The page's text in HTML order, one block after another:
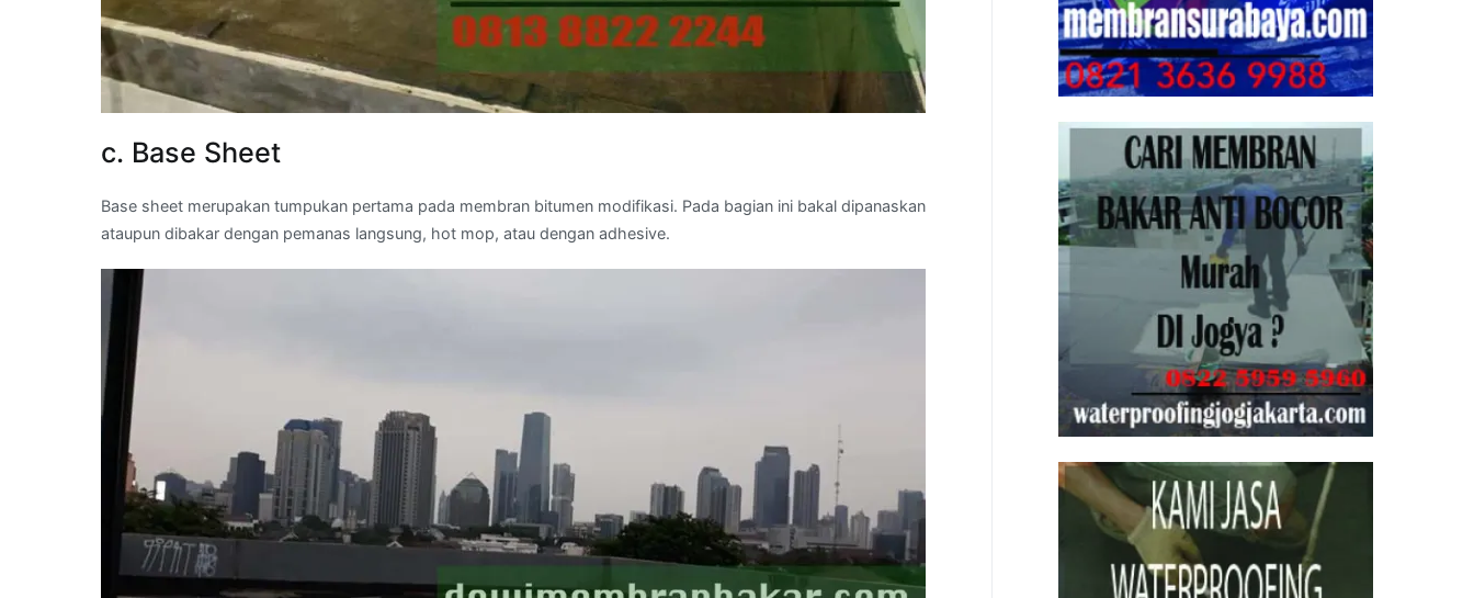
c. Base Sheet
Base sheet merupakan tumpukan pertama pada membran bitumen modifikasi. Pada bagian ini bakal dipanaskan
ataupun dibakar dengan pemanas langsung, hot mop, atau dengan adhesive.